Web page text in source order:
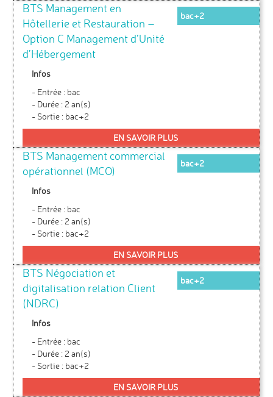
BTS Management en
Hôtellerie et Restauration –
Option C Management d’Unité
d’Hébergement
bac+2
Infos
- Entrée : bac
- Durée : 2 an(s)
- Sortie : bac+2
EN SAVOIR PLUS
BTS Management commercial
opérationnel (MCO)
bac+2
Infos
- Entrée : bac
- Durée : 2 an(s)
- Sortie : bac+2
EN SAVOIR PLUS
BTS Négociation et
digitalisation relation Client
(NDRC)
bac+2
Infos
- Entrée : bac
- Durée : 2 an(s)
- Sortie : bac+2
EN SAVOIR PLUS